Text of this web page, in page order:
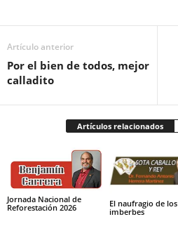
Artículo anterior
Por el bien de todos, mejor
calladito
Artículos relacionados
Jornada Nacional de
Reforestación 2026
El naufragio de los
imberbes